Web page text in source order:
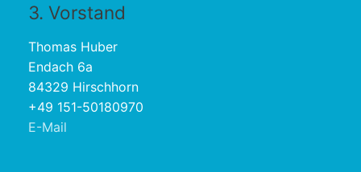
3. Vorstand
Thomas Huber
Endach 6a
84329 Hirschhorn
+49 151-50180970
E-Mail